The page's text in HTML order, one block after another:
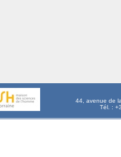
44, avenue de
Tél. :